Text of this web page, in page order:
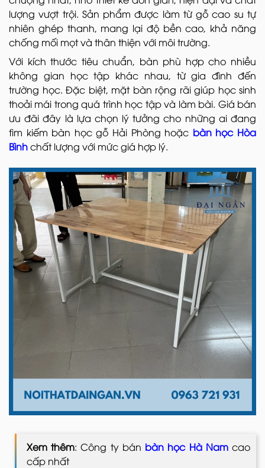
lượng vượt trội. Sản phẩm được làm từ gỗ cao su tự
nhiên ghép thanh, mang lại độ bền cao, khả năng
chống mối mọt và thân thiện với môi trường.
Với kích thước tiêu chuẩn, bàn phù hợp cho nhiều
không gian học tập khác nhau, từ gia đình đến
trường học. Đặc biệt, mặt bàn rộng rãi giúp học sinh
thoải mái trong quá trình học tập và làm bài. Giá bán
ưu đãi đây là lựa chọn lý tưởng cho những ai đang
tìm kiếm bàn học gỗ Hải Phòng hoặc bàn học Hòa
Bìnhchất lượng với mức giá hợp lý.
Xem thêm: Công ty bán bàn học Hà Namcao
cấp nhất